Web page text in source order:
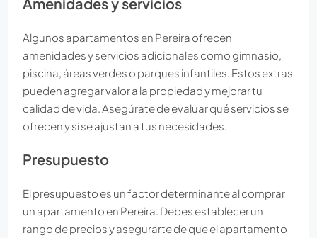
Algunos apartamentos en Pereira ofrecen
amenidades y servicios adicionales como gimnasio,
piscina, áreas verdes o parques infantiles. Estos extras
pueden agregar valor a la propiedad y mejorar tu
calidad de vida. Asegúrate de evaluar qué servicios se
ofrecen y si se ajustan a tus necesidades.
Presupuesto
El presupuesto es un factor determinante al comprar
un apartamento en Pereira. Debes establecer un
rango de precios y asegurarte de que el apartamento